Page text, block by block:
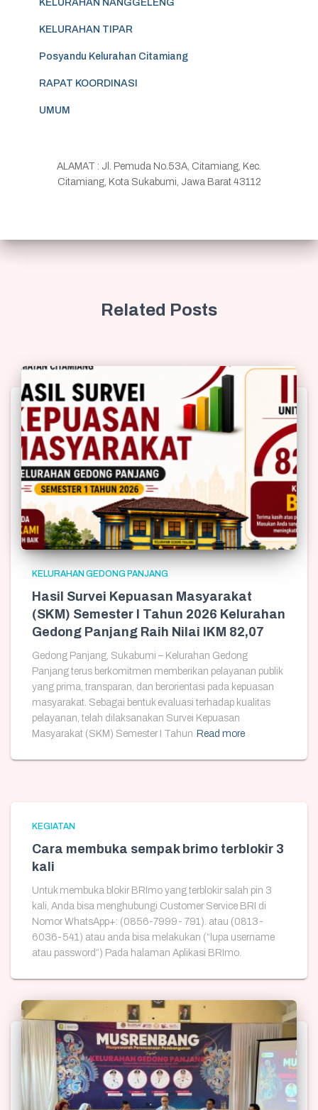
KELURAHAN NANGGELENG
KELURAHAN TIPAR
Posyandu Kelurahan Citamiang
RAPAT KOORDINASI
UMUM
ALAMAT : Jl. Pemuda No.53A, Citamiang, Kec.
Citamiang, Kota Sukabumi, Jawa Barat 43112
Related Posts
KELURAHAN GEDONG PANJANG
Hasil Survei Kepuasan Masyarakat
(SKM) Semester I Tahun 2026 Kelurahan
Gedong Panjang Raih Nilai IKM 82,07
Gedong Panjang, Sukabumi – Kelurahan Gedong
Panjang terus berkomitmen memberikan pelayanan publik
yang prima, transparan, dan berorientasi pada kepuasan
masyarakat. Sebagai bentuk evaluasi terhadap kualitas
pelayanan, telah dilaksanakan Survei Kepuasan
Masyarakat (SKM) Semester I Tahun Read more
KEGIATAN
Cara membuka sempak brimo terblokir 3
kali
Untuk membuka blokir BRImo yang terblokir salah pin 3
kali, Anda bisa menghubungi Customer Service BRI di
Nomor WhatsApp+: (0856-7999- 791). atau (0813-
6036-541) atau anda bisa melakukan (“lupa username
atau password”) Pada halaman Aplikasi BRImo.